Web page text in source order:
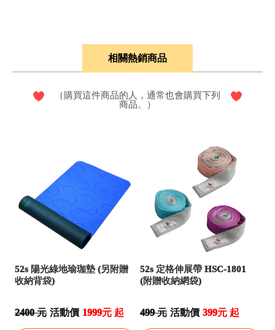
相關熱銷商品
（購買這件商品的人，通常也會購買下列
商品。）
52s 陽光綠地瑜珈墊 (另附贈
收納背袋)
2400 元 活動價 1999元 起
52s 定格伸展帶 HSC-1801
(附贈收納網袋)
499 元 活動價 399元 起